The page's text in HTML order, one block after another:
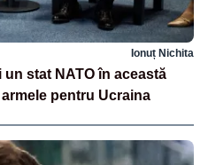
Ionuț Nichita
stat NATO în această
pentru Ucraina